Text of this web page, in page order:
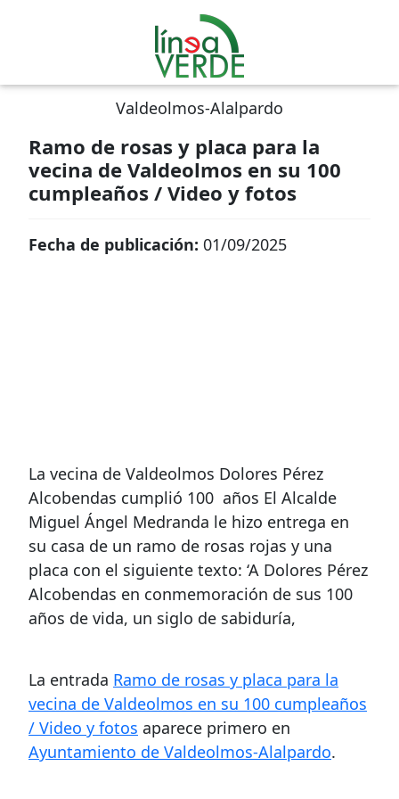
Valdeolmos-Alalpardo
Ramo de rosas y placa para la
vecina de Valdeolmos en su 100
cumpleaños / Video y fotos
Fecha de publicación: 01/09/2025
La vecina de Valdeolmos Dolores Pérez
Alcobendas cumplió 100 años El Alcalde
Miguel Ángel Medranda le hizo entrega en
su casa de un ramo de rosas rojas y una
placa con el siguiente texto: ‘A Dolores Pérez
Alcobendas en conmemoración de sus 100
años de vida, un siglo de sabiduría,
La entrada Ramo de rosas y placa para la
vecina de Valdeolmos en su 100 cumpleaños
/ Video y fotos aparece primero en
Ayuntamiento de Valdeolmos-Alalpardo.